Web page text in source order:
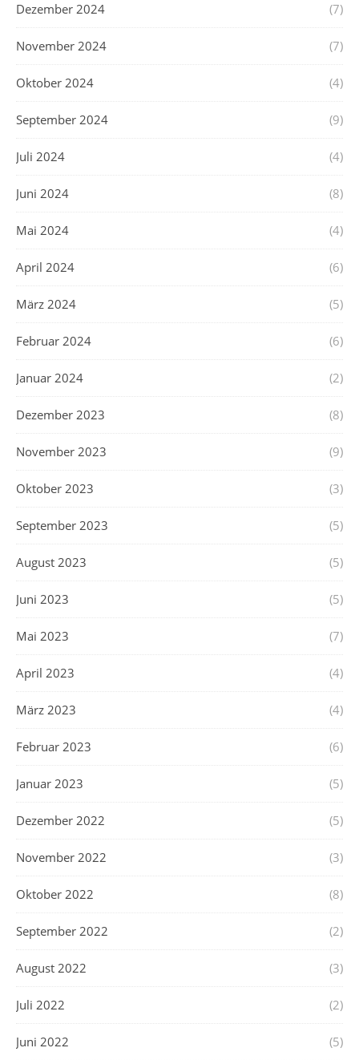
Dezember 2024 (7)
November 2024 (7)
Oktober 2024 (4)
September 2024 (9)
Juli 2024 (4)
Juni 2024 (8)
Mai 2024 (4)
April 2024 (6)
März 2024 (5)
Februar 2024 (6)
Januar 2024 (2)
Dezember 2023 (8)
November 2023 (9)
Oktober 2023 (3)
September 2023 (5)
August 2023 (5)
Juni 2023 (5)
Mai 2023 (7)
April 2023 (4)
März 2023 (4)
Februar 2023 (6)
Januar 2023 (5)
Dezember 2022 (5)
November 2022 (3)
Oktober 2022 (8)
September 2022 (2)
August 2022 (3)
Juli 2022 (2)
Juni 2022 (5)